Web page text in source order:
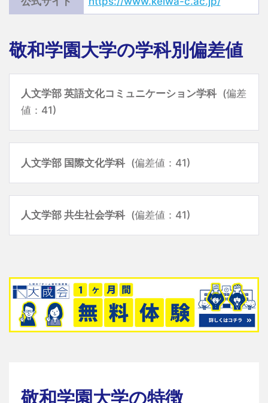
敬和学園大学の学科別偏差値
人文学部 英語文化コミュニケーション学科 (偏差
値：41)
人文学部 国際文化学科 (偏差値：41)
人文学部 共生社会学科 (偏差値：41)
敬和学園大学の特徴